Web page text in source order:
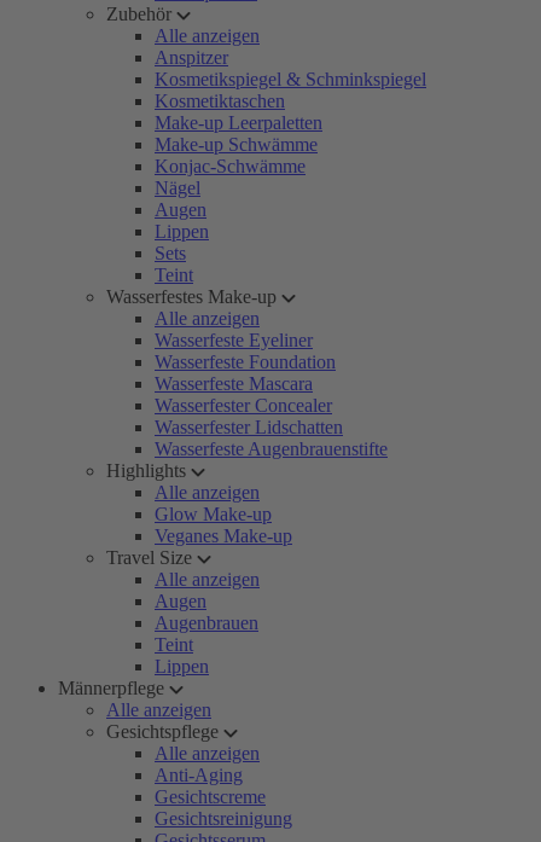
Zubehör
Alle anzeigen
Anspitzer
Kosmetikspiegel & Schminkspiegel
Kosmetiktaschen
Make-up Leerpaletten
Make-up Schwämme
Konjac-Schwämme
Nägel
Augen
Lippen
Sets
Teint
Wasserfestes Make-up
Alle anzeigen
Wasserfeste Eyeliner
Wasserfeste Foundation
Wasserfeste Mascara
Wasserfester Concealer
Wasserfester Lidschatten
Wasserfeste Augenbrauenstifte
Highlights
Alle anzeigen
Glow Make-up
Veganes Make-up
Travel Size
Alle anzeigen
Augen
Augenbrauen
Teint
Lippen
Männerpflege
Alle anzeigen
Gesichtspflege
Alle anzeigen
Anti-Aging
Gesichtscreme
Gesichtsreinigung